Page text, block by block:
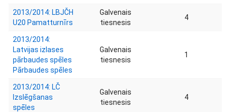
2013/2014: LBJČH
U20 Pamatturnīrs
Galvenais
tiesnesis
4
2013/2014:
Latvijas izlases
pārbaudes spēles
Pārbaudes spēles
Galvenais
tiesnesis
1
2013/2014: LČ
Izslēgšanas
spēles
Galvenais
tiesnesis
4